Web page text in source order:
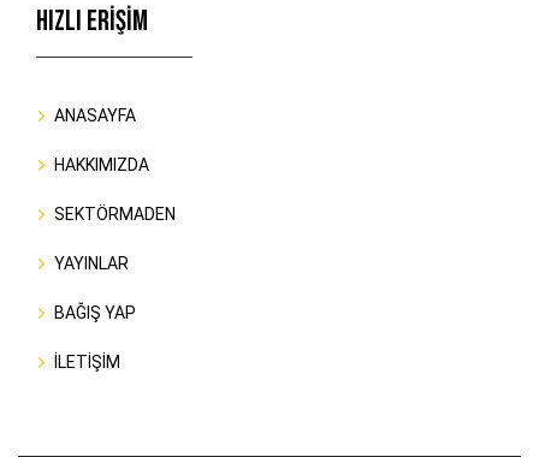
HIZLI ERİŞİM
ANASAYFA
HAKKIMIZDA
SEKTÖRMADEN
YAYINLAR
BAĞIŞ YAP
İLETİŞİM